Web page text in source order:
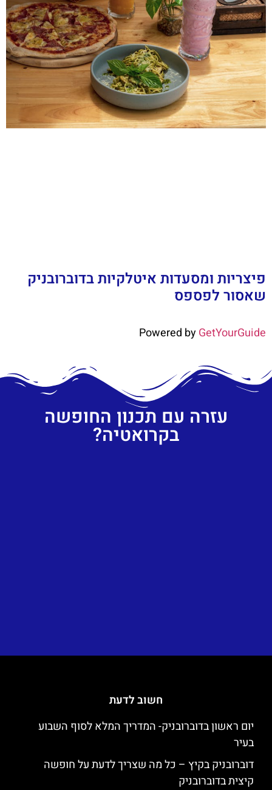
פיצריות ומסעדות איטלקיות בדוברובניק
שאסור לפספס
Powered byGetYourGuide
עזרה עם תכנון החופשה
בקרואטיה?
חשוב לדעת
יום ראשון בדוברובניק- המדריך המלא לסוף השבוע
בעיר
דוברובניק בקיץ – כל מה שצריך לדעת על חופשה
קיצית בדוברובניק